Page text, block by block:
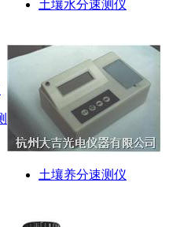
土壤水分速测仪
土壤养分速测仪